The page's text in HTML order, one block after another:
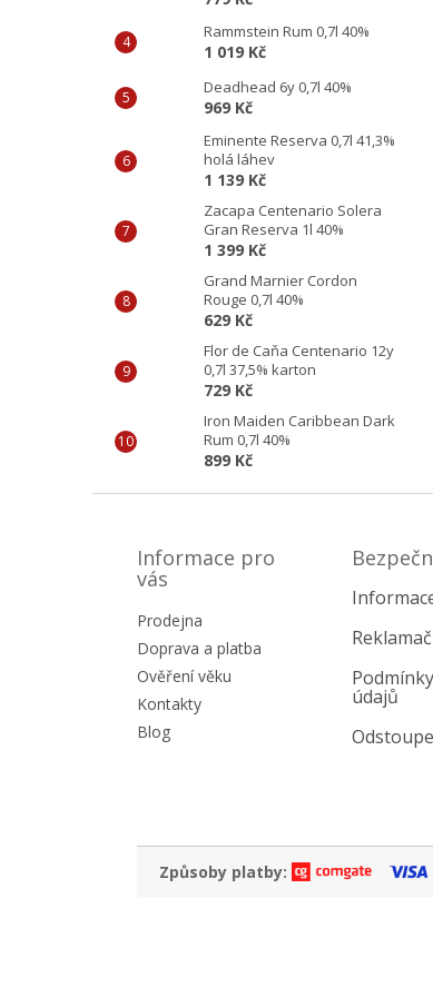
Rammstein Rum 0,7l 40%
1 019 Kč
Deadhead 6y 0,7l 40%
969 Kč
Eminente Reserva 0,7l 41,3%
holá láhev
1 139 Kč
Zacapa Centenario Solera
Gran Reserva 1l 40%
1 399 Kč
Grand Marnier Cordon
Rouge 0,7l 40%
629 Kč
Flor de Caňa Centenario 12y
0,7l 37,5% karton
729 Kč
Iron Maiden Caribbean Dark
Rum 0,7l 40%
899 Kč
Informace pro
vás
Prodejna
Doprava a platba
Ověření věku
Kontakty
Blog
údajů
Způsoby platby: